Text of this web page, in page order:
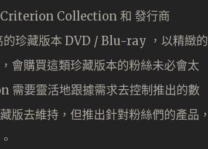
Criterion Collection 和 發行商
珍藏版本 DVD / Blu-ray ，以精緻的
會購買這類珍藏版本的粉絲未必會太
要靈活地跟據需求去控制推出的數
版去維持，但推出針對粉絲們的產品，